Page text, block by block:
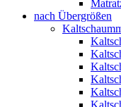
nach Übergrößen